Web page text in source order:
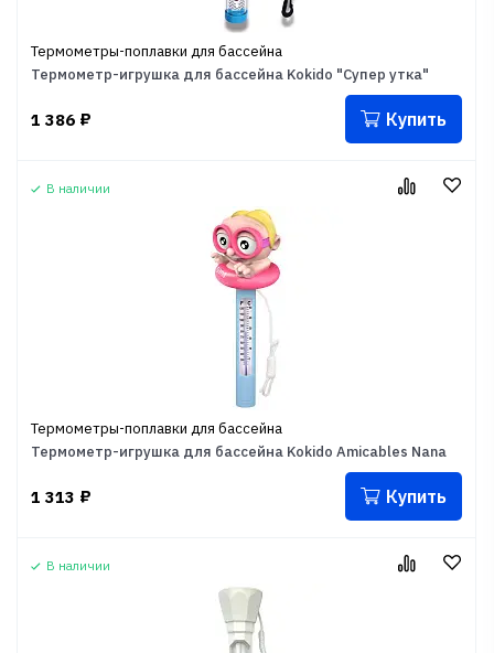
Термометры-поплавки для бассейна
Термометр-игрушка для бассейна Kokido "Супер утка"
1 386 ₽ Купить
В наличии
Термометры-поплавки для бассейна
Термометр-игрушка для бассейна Kokido Amicables Nana
1 313 ₽ Купить
В наличии